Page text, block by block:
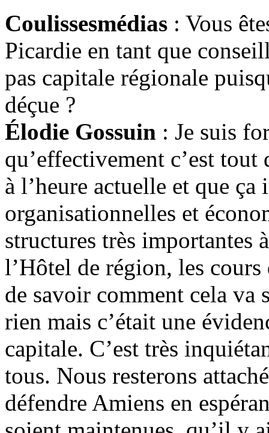
Coulissesmédias : Vous
Picardie en tant que
pas capitale régionale
déçue ?
Élodie Gossuin : Je suis
qu’effectivement c’est
à l’heure actuelle et que
organisationnelles et
structures très importantes
l’Hôtel de région, les
de savoir comment cela va
rien mais c’était une
capitale. C’est très
tous. Nous resterons
défendre Amiens en